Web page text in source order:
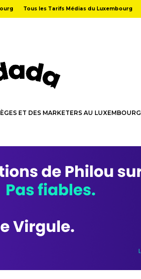
Tous les Tarifs Médias du Luxembourg
ET DES MARKETERS AU LUXEMBOURG